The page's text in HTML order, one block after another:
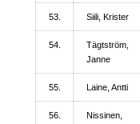
53. Siili, Krister
54.
Tägtström,
Janne
55. Laine, Antti
56. Nissinen,